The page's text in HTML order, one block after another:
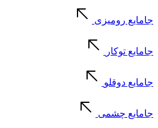
جامایع رومیزی
جامایع توکار
جامایع دوقلو
جامایع چشمی